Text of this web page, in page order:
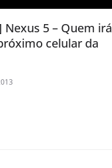
Nexus 5 – Quem irá
celular da